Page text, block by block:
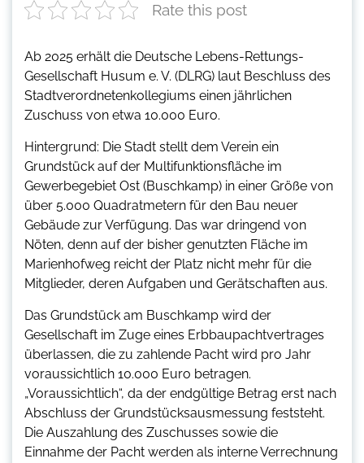
Rate this post
Ab 2025 erhält die Deutsche Lebens-Rettungs-
Gesellschaft Husum e. V. (DLRG) laut Beschluss des
Stadtverordnetenkollegiums einen jährlichen
Zuschuss von etwa 10.000 Euro.
Hintergrund: Die Stadt stellt dem Verein ein
Grundstück auf der Multifunktionsfläche im
Gewerbegebiet Ost (Buschkamp) in einer Größe von
über 5.000 Quadratmetern für den Bau neuer
Gebäude zur Verfügung. Das war dringend von
Nöten, denn auf der bisher genutzten Fläche im
Marienhofweg reicht der Platz nicht mehr für die
Mitglieder, deren Aufgaben und Gerätschaften aus.
Das Grundstück am Buschkamp wird der
Gesellschaft im Zuge eines Erbbaupachtvertrages
überlassen, die zu zahlende Pacht wird pro Jahr
voraussichtlich 10.000 Euro betragen.
„Voraussichtlich“, da der endgültige Betrag erst nach
Abschluss der Grundstücksausmessung feststeht.
Die Auszahlung des Zuschusses sowie die
Einnahme der Pacht werden als interne Verrechnung